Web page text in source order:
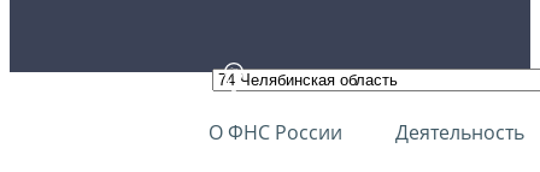
О ФНС России Деятельность